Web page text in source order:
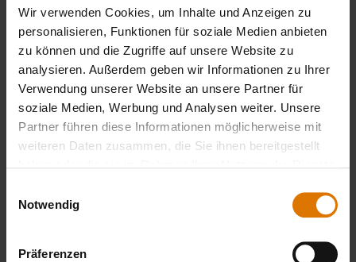
Wir verwenden Cookies, um Inhalte und Anzeigen zu
personalisieren, Funktionen für soziale Medien anbieten
zu können und die Zugriffe auf unsere Website zu
analysieren. Außerdem geben wir Informationen zu Ihrer
Verwendung unserer Website an unsere Partner für
soziale Medien, Werbung und Analysen weiter. Unsere
Partner führen diese Informationen möglicherweise mit
weiteren Daten zusammen, die Sie ihnen bereitgestellt
Notwendig
Präferenzen
Empfohlenes Zubehör